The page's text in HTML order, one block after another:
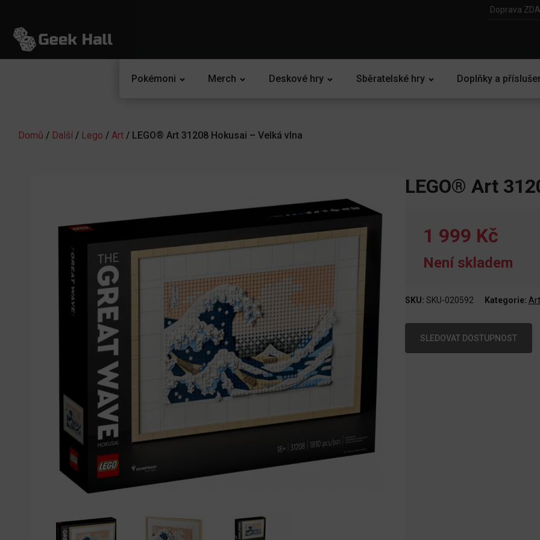
Doprava
Pokémoni Merch Deskové hry Sběratelské hry Doplňky a
Domů / Další / Lego / Art / LEGO® Art 31208 Hokusai – Velká vlna
LEGO® Art
1 999 Kč
Není skladem
SKU: SKU-020592 Kategorie: Art
SLEDOVAT DOSTUPNOST